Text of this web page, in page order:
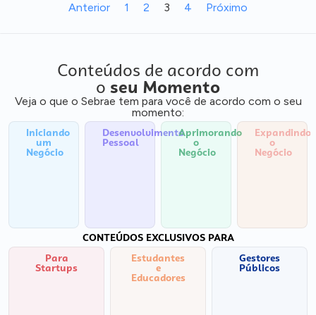
Anterior 1 2 3 4 Próximo
Conteúdos de acordo com
o seu Momento
Veja o que o Sebrae tem para você de acordo com o seu
momento:
Iniciando
um
Negócio
Desenvolvimento
Pessoal
Aprimorando
o
Negócio
Expandindo
o
Negócio
CONTEÚDOS EXCLUSIVOS PARA
Para
Startups
Estudantes
e
Educadores
Gestores
Públicos